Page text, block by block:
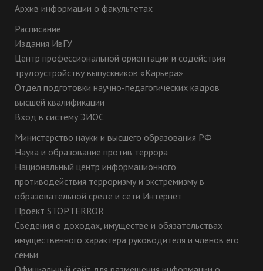
Архив информации о факультетах
Расписание
Издания ИвГУ
Центр профессиональной ориентации и содействия
трудоустройству выпускников «Карьера»
Отдел подготовки научно-педагогических кадров
высшей квалификации
Вход в систему ЭИОС
Министерство науки и высшего образования РФ
Наука и образование против террора
Национальный центр информационного
противодействия терроризму и экстремизму в
образовательной среде и сети Интернет
Проект STOPTERROR
Сведения о доходах, имуществе и обязательствах
имущественного характера руководителя и членов его
семьи